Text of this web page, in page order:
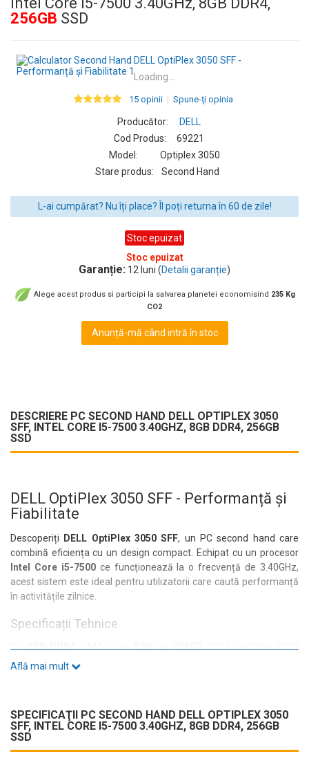
256GB SSD
Loading...
15 opinii Spune-ţi opinia
Producător:
DELL
Cod Produs:
69221
Model:
Optiplex 3050
Stare produs:
Second Hand
L-ai cumpărat? Nu îți place? Îl poți returna în 60 de zile!
Stoc epuizat
Stoc epuizat
Garanție: 12 luni (Detalii garanție)
Alege acest produs si participi la salvarea planetei economisind 235 Kg
CO2
Anunță-mă când intră în stoc
DESCRIERE PC SECOND HAND DELL OPTIPLEX 3050
SFF, INTEL CORE I5-7500 3.40GHZ, 8GB DDR4, 256GB
SSD
DELL OptiPlex 3050 SFF - Performanță și
Fiabilitate
Descoperiți DELL OptiPlex 3050 SFF, un PC second hand care
combină eficiența cu un design compact. Echipat cu un procesor
Intel Core i5-7500ce funcționează la o frecvență de 3.40GHz,
acest sistem este ideal pentru utilizatorii care caută performanță
în activitățile zilnice.
Specificații Tehnice
Cu8GB DDR4RAM și unSSD de 256GB, DELL OptiPlex 3050
asigură timpi de răspuns rapizi și o experiență fluidă, fie că lucrați
Conectivitate și Porturi
Acest model vine echipat cu o gamă variată de porturi, inclusiv:
Află mai mult
SPECIFICAŢII PC SECOND HAND DELL OPTIPLEX 3050
SFF, INTEL CORE I5-7500 3.40GHZ, 8GB DDR4, 256GB
SSD